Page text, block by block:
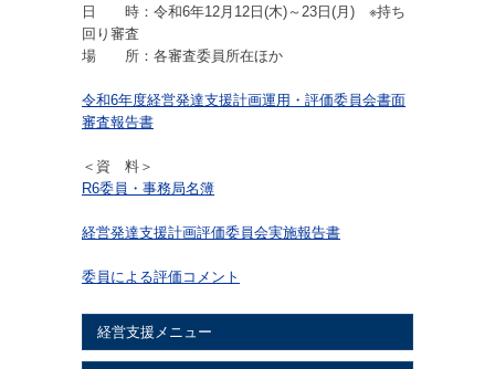
日 時：令和6年12月12日(木)～23日(月) ※持ち
回り審査
場 所：各審査委員所在ほか
令和6年度経営発達支援計画運用・評価委員会書面
審査報告書
＜資 料＞
R6委員・事務局名簿
経営発達支援計画評価委員会実施報告書
委員による評価コメント
経営支援メニュー